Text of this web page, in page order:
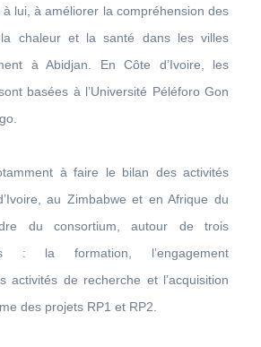
lui, à améliorer la compréhension des
la chaleur et la santé dans les villes
à Abidjan. En Côte d’Ivoire, les
basées à l’Université Péléforo Gon
à faire le bilan des activités
au Zimbabwe et en Afrique du
du consortium, autour de trois
: la formation, l’engagement
activités de recherche et l’acquisition
des projets RP1 et RP2.